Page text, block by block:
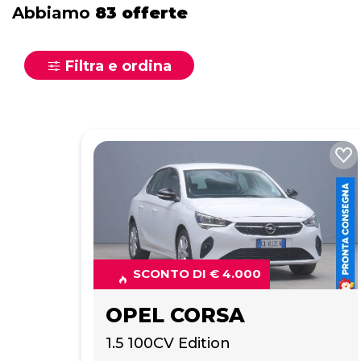
Abbiamo 83 offerte
Filtra e ordina
SCONTO DI € 4.000
OPEL CORSA
1.5 100CV Edition